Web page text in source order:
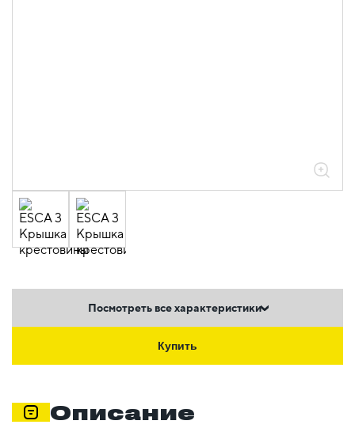
Посмотреть все характеристики
Купить
Описание